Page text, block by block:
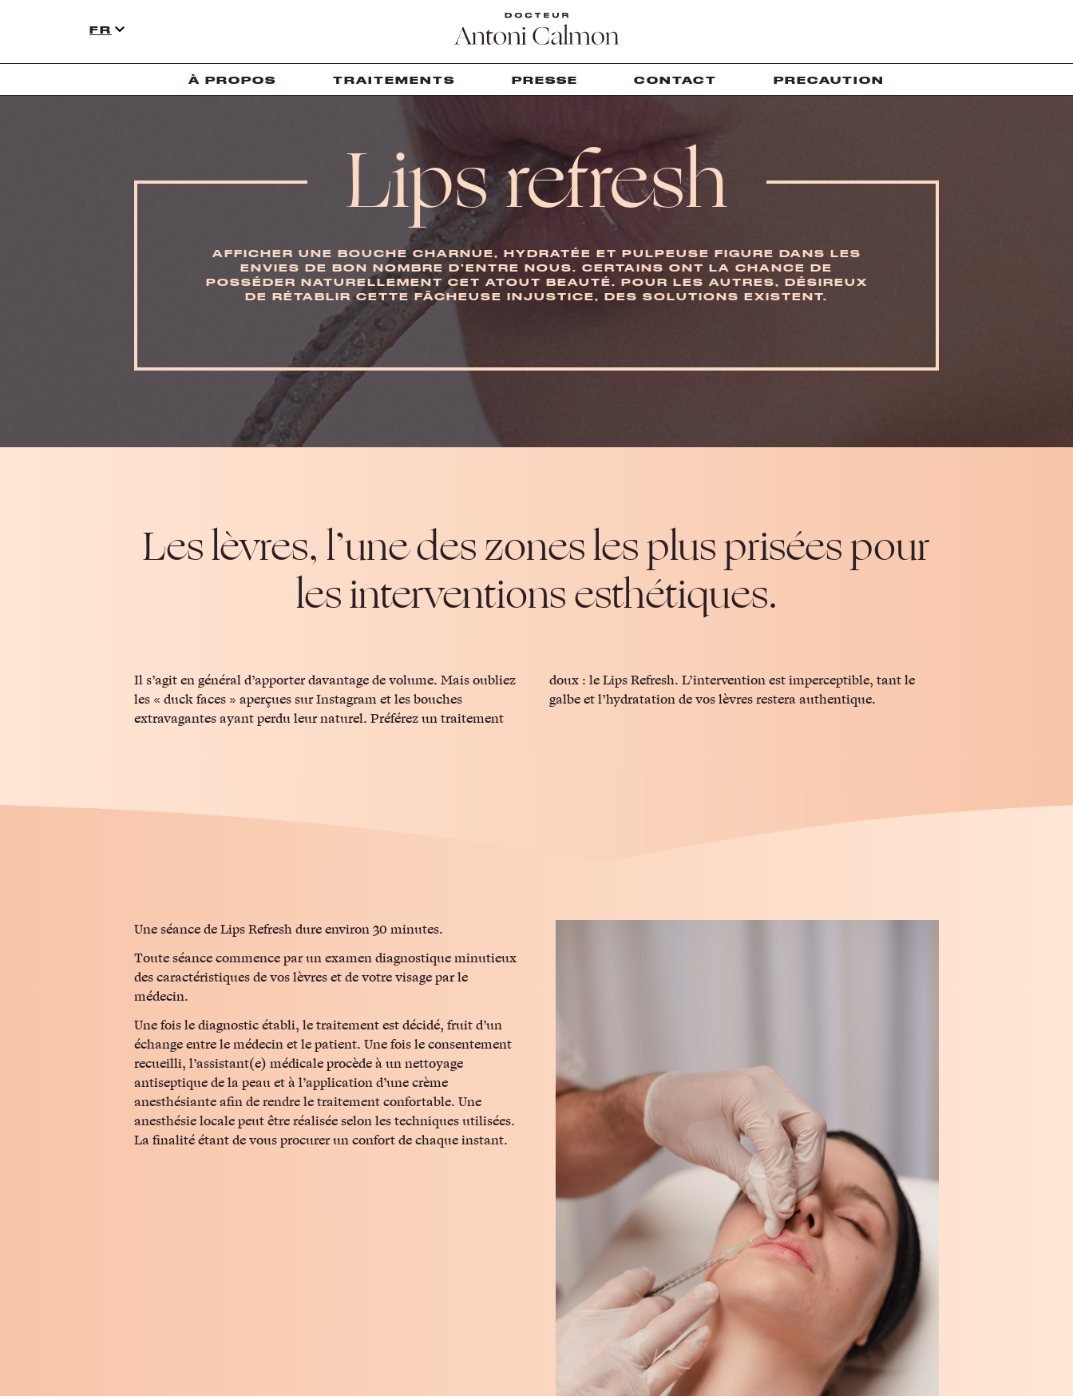
FR
À PROPOS TRAITEMENTS PRESSE CONTACT PRECAUTION
Lips refresh
AFFICHER UNE BOUCHE CHARNUE, HYDRATÉE ET PULPEUSE FIGURE DANS LES
ENVIES DE BON NOMBRE D’ENTRE NOUS. CERTAINS ONT LA CHANCE DE
POSSÉDER NATURELLEMENT CET ATOUT BEAUTÉ. POUR LES AUTRES, DÉSIREUX
DE RÉTABLIR CETTE FÂCHEUSE INJUSTICE, DES SOLUTIONS EXISTENT.
Les lèvres, l’une des zones les plus prisées pour
les interventions esthétiques.
Il s’agit en général d’apporter davantage de volume. Mais oubliez
les « duck faces » aperçues sur Instagram et les bouches
extravagantes ayant perdu leur naturel. Préférez un traitement
doux : le Lips Refresh. L’intervention est imperceptible, tant le
galbe et l’hydratation de vos lèvres restera authentique.
Une séance de Lips Refresh dure environ 30 minutes.
Toute séance commence par un examen diagnostique minutieux
des caractéristiques de vos lèvres et de votre visage par le
médecin.
Une fois le diagnostic établi, le traitement est décidé, fruit d’un
échange entre le médecin et le patient. Une fois le consentement
recueilli, l’assistant(e) médicale procède à un nettoyage
antiseptique de la peau et à l’application d’une crème
anesthésiante afin de rendre le traitement confortable. Une
anesthésie locale peut être réalisée selon les techniques utilisées.
La finalité étant de vous procurer un confort de chaque instant.